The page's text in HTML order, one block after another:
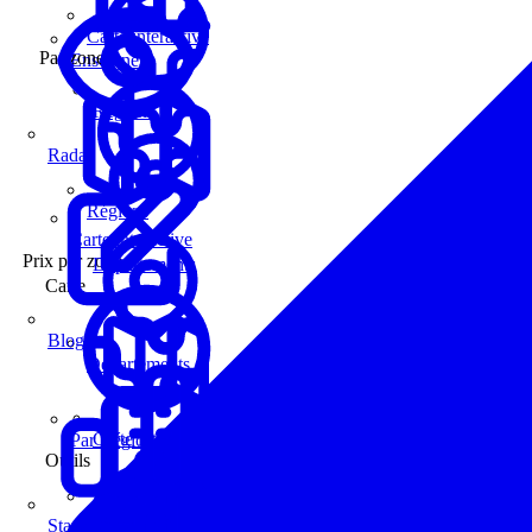
Enseignes
Carte interactive
Prix par zone
Par Région
Régions
Départements
Carte
Carte interactive
Outils
Carte interactive
Par zone
Régions
Départements
Radar
Blog
Statistiques